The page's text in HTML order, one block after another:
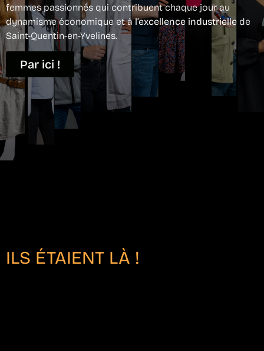
femmes passionnés qui contribuent chaque jour au
dynamisme économique et àl’excellence industrielle de
Saint-Quentin-en-Yvelines.
Par ici !
ILS ÉTAIENT LÀ !